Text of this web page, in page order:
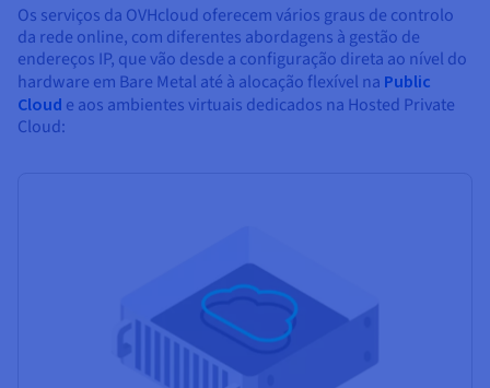
Os serviços da OVHcloud oferecem vários graus de controlo
da rede online, com diferentes abordagens à gestão de
endereços IP, que vão desde a configuração direta ao nível do
hardware em Bare Metal até à alocação flexível na Public
Cloud e aos ambientes virtuais dedicados na Hosted Private
Cloud: